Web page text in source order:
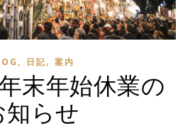
, 日記, 案内
末年始休業の
知らせ